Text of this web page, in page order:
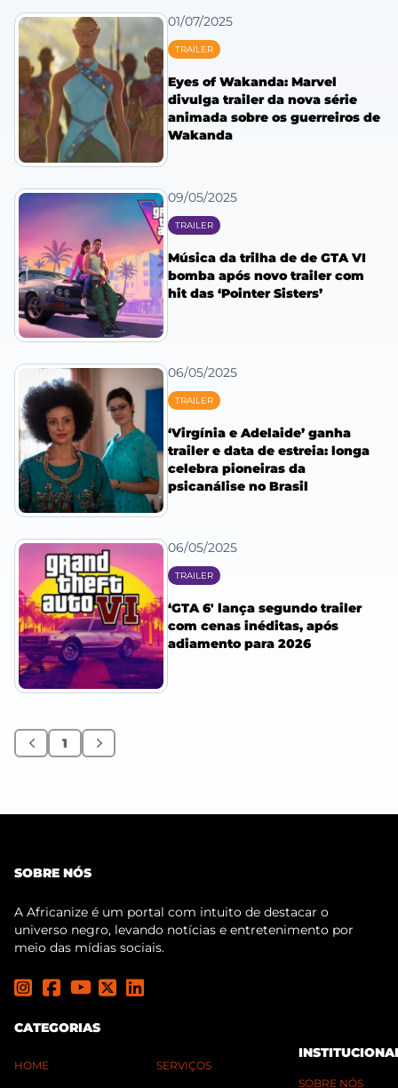
01/07/2025
TRAILER
Eyes of Wakanda: Marvel
divulga trailer da nova série
animada sobre os guerreiros de
Wakanda
09/05/2025
TRAILER
Música da trilha de de GTA VI
bomba após novo trailer com
hit das ‘Pointer Sisters’
06/05/2025
TRAILER
‘Virgínia e Adelaide’ ganha
trailer e data de estreia: longa
celebra pioneiras da
psicanálise no Brasil
06/05/2025
TRAILER
‘GTA 6′ lança segundo trailer
com cenas inéditas, após
adiamento para 2026
Anterior
1 Próximo
SOBRE NÓS
A Africanize é um portal com intuito de destacar o
universo negro, levando notícias e entretenimento por
meio das mídias sociais.
CATEGORIAS
HOME SERVIÇOS
SOBRE NÓS